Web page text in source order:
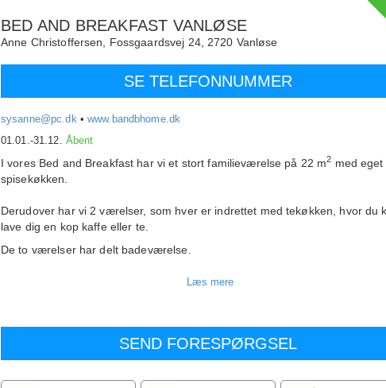
BED AND BREAKFAST VANLØSE
Anne Christoffersen, Fossgaardsvej 24, 2720 Vanløse
SE TELEFONNUMMER
sysanne@pc.dk •www.bandbhome.dk
01.01.-31.12. Åbent
I vores Bed and Breakfast har vi et stort familieværelse på 22 m2 med eget
spisekøkken.
Derudover har vi 2 værelser, som hver er indrettet med tekøkken, hvor du
lave dig en kop kaffe eller te.
De to værelser har delt badeværelse.
25 minutter til lufthavnen med direkte metroforbindelse.
Fra Hovedbanegården tag S-tog linie C eller H mod Ballerup og stå af på